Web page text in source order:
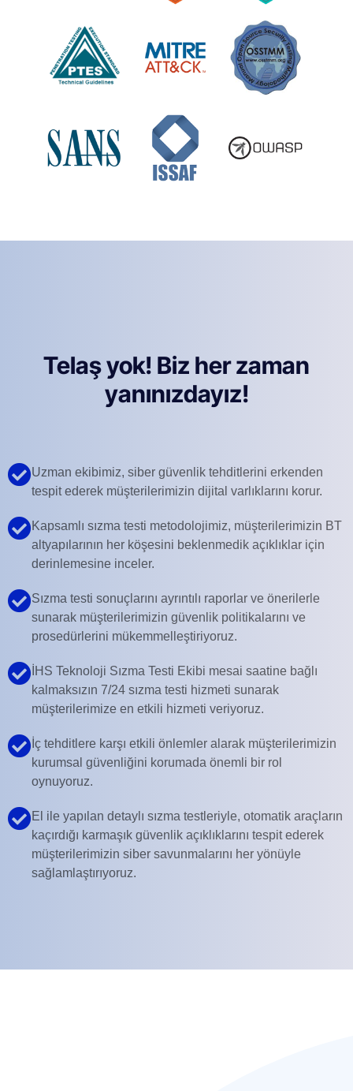
Telaş yok! Biz her zaman
yanınızdayız!
Uzman ekibimiz, siber güvenlik tehditlerini erkenden
tespit ederek müşterilerimizin dijital varlıklarını korur.
Kapsamlı sızma testi metodolojimiz, müşterilerimizin BT
altyapılarının her köşesini beklenmedik açıklıklar için
derinlemesine inceler.
Sızma testi sonuçlarını ayrıntılı raporlar ve önerilerle
sunarak müşterilerimizin güvenlik politikalarını ve
prosedürlerini mükemmelleştiriyoruz.
İHS Teknoloji Sızma Testi Ekibi mesai saatine bağlı
kalmaksızın 7/24 sızma testi hizmeti sunarak
müşterilerimize en etkili hizmeti veriyoruz.
İç tehditlere karşı etkili önlemler alarak müşterilerimizin
kurumsal güvenliğini korumada önemli bir rol
oynuyoruz.
El ile yapılan detaylı sızma testleriyle, otomatik araçların
kaçırdığı karmaşık güvenlik açıklıklarını tespit ederek
müşterilerimizin siber savunmalarını her yönüyle
sağlamlaştırıyoruz.